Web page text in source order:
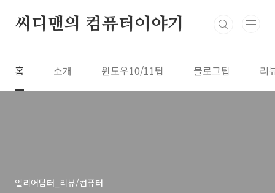
씨디맨의 컴퓨터이야기
홈 소개 윈도우10/11팁 블로그팁 리
얼리어답터_리뷰/컴퓨터